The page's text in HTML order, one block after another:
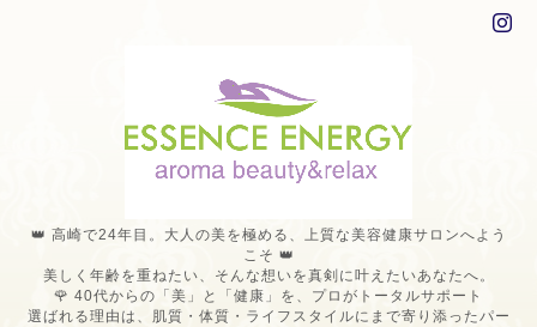
👑 高崎で24年目。大人の美を極める、上質な美容健康サロンへよう
こそ 👑
美しく年齢を重ねたい、そんな想いを真剣に叶えたいあなたへ。
🌹 40代からの「美」と「健康」を、プロがトータルサポート
選ばれる理由は、肌質・体質・ライフスタイルにまで寄り添ったパー